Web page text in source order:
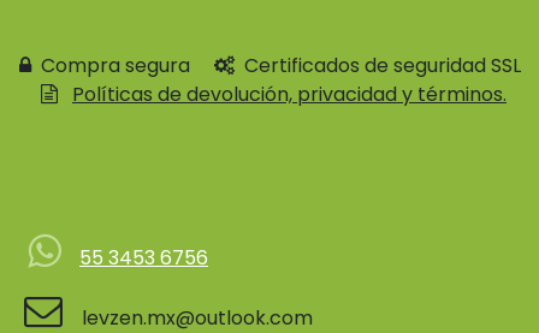
Compra segura
Certificados de seguridad SSL
Políticas de devolución, privacidad y términos.
55 3453 6756
levzen.mx@outlook.com